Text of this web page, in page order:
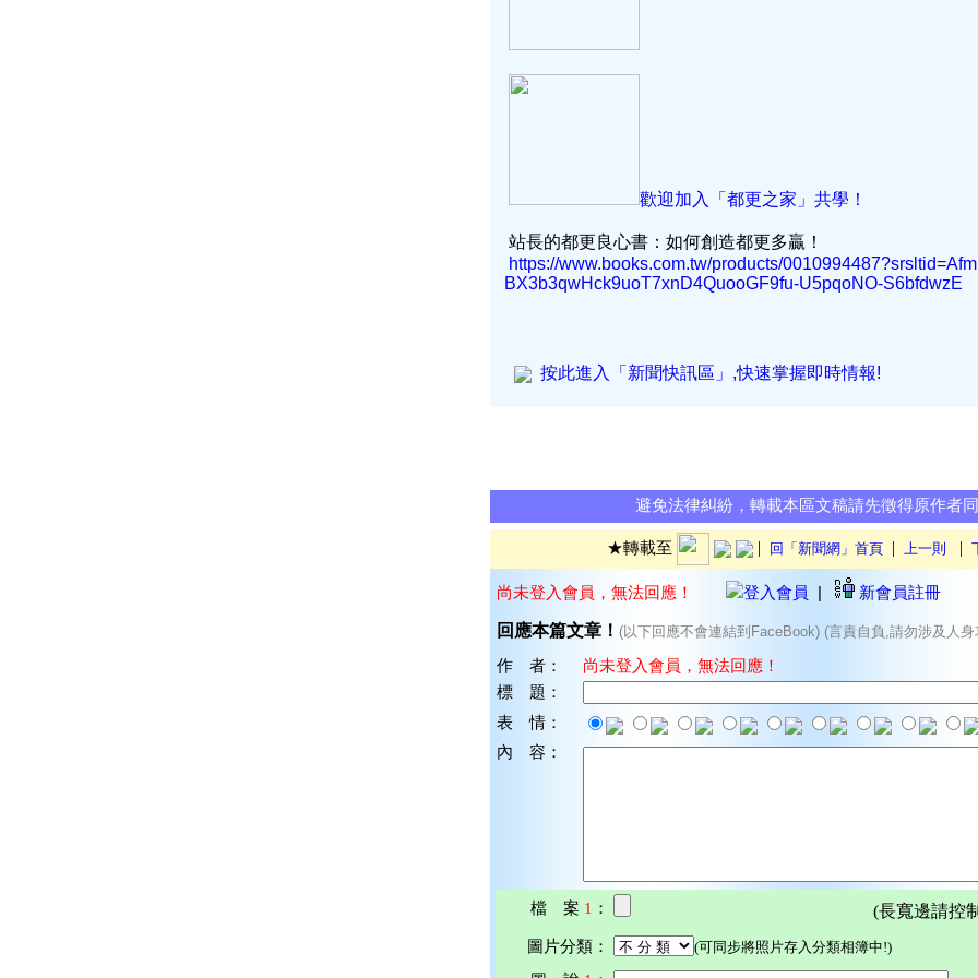
歡迎加入「都更之家」共學！
站長的都更良心書：如何創造都更多贏！
https://www.books.com.tw/products/
BX3b3qwHck9uoT7xnD4QuooGF9fu-U5pqoNO-S6bfdwzE
按此進入「新聞快訊區」,快速掌握即時情報!
避免法律糾紛，轉載本區文稿請先徵得原作者同
★轉載至 | 回「新聞網」首頁 | 上一則 |
尚未登入會員，無法回應！ 登入會員 | 新會員註冊
回應本篇文章！ (以下回應不會連結到FaceBook) (言責自負,請勿涉及人
作 者：
尚未登入會員，無法回應！
標 題：
表 情：
內 容：
檔 案 1 ： (長寬邊請控
圖片分類： (可同步將照片存入分類相簿中!)